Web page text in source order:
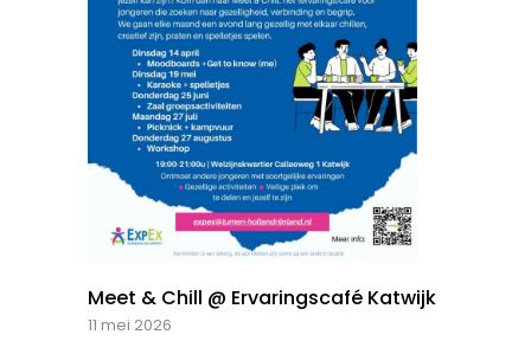
Meet & Chill @ Ervaringscafé Katwijk
11 mei 2026